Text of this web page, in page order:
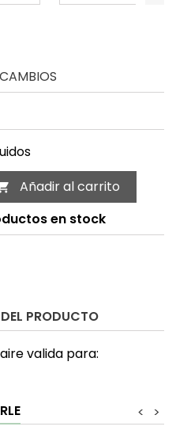
Añadir al carrito
en stock
PRODUCTO
valida para:
>
<